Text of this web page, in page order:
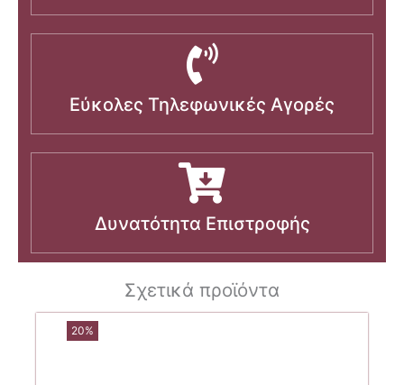
Εύκολες Τηλεφωνικές Αγορές
Δυνατότητα Επιστροφής
Σχετικά προϊόντα
20%